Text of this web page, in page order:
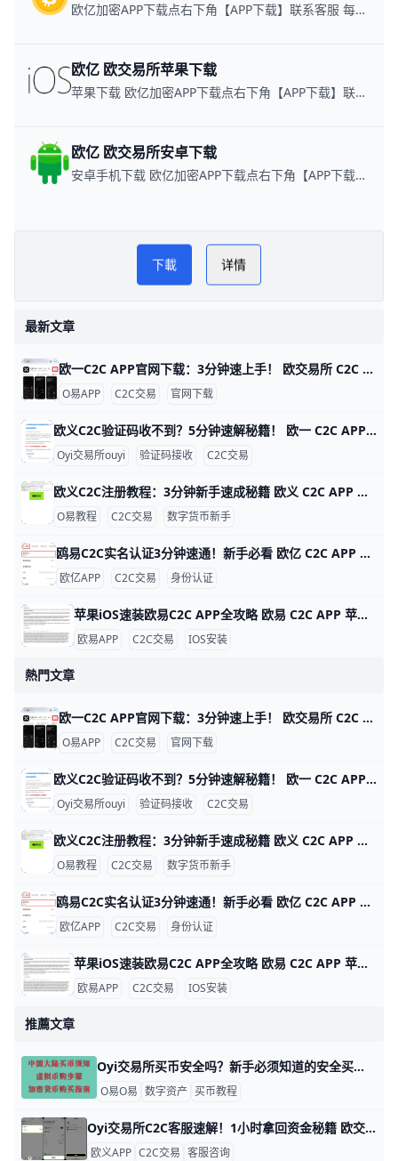
欧亿加密APP下载点右下角【APP下载】联系客服 每日更新可用链接
欧亿 欧交易所苹果下载
苹果下载 欧亿加密APP下载点右下角【APP下载】联系客服 每日更新可用链接
欧亿 欧交易所安卓下载
安卓手机下载 欧亿加密APP下载点右下角【APP下载】联系客服 每日更新可用链接
欧yi 欧交易所教程PLAY NOW
欧YI
下載 详情
最新文章
欧一C2C APP官网下载：3分钟速上手！ 欧交易所 C2C APP 官网下载指南 鸥易（ouyi）是全球知名的数字货币交易平台，它的 C2C 功能让用户能轻松用人民币买比特币或以太坊。比如，你可以用银行卡直接从认证商家买币，交易只需几分钟，手续费通常在 0.1% 以下，比传统交易所更方便。ddzfj+1
O易APP C2C交易 官网下载
欧义C2C验证码收不到？5分钟速解秘籍！ 欧一 C2C APP 验证码接收问题详解 欧亿（欧yi）C2C APP 是数字货币交易的好帮手，但很多人登录或卖币时收不到验证码。根据用户反馈，约 70% 的问题来自网络信号差，比如高峰期短信延迟 5-10 分钟。别急，这里一步步教你解决，5 分钟就能搞定。
Oyi交易所ouyi 验证码接收 C2C交易
欧义C2C注册教程：3分钟新手速成秘籍 欧义 C2C APP 注册账号超详细教程 大家好！今天我们来聊聊如何在欧义（歐yi）C2C APP上注册账号。Oyi交易所是全球知名的加密货币交易平台，C2C功能让新手能轻松用人民币买USDT等币种。这个教程从零开始，步骤超简单，跟着做3-5分钟就能搞定。udn+2
O易教程 C2C交易 数字货币新手
鸥易C2C实名认证3分钟速通！新手必看 欧亿 C2C APP 实名认证全攻略 欧交易所APP的C2C实名认证超级简单，只需几分钟就能完成，就能安全买币卖币。比如，新用户小李下载APP后，按步骤认证，马上解锁每天最高25万元的交易限额，避免黑客盗用账户。udn+1
欧亿APP C2C交易 身份认证
苹果iOS速装欧易C2C APP全攻略 欧易 C2C APP 苹果 iOS 安装指南 欧易（OKX）C2C APP 是数字货币点对点交易的首选工具，全球用户超5000万。它支持人民币、美元等多种法币快速买卖比特币、以太坊等，支持台湾用户本地支付如街口支付，交易费仅0.1%。iOS用户无法直接从中国App Store下载，但用海外Apple ID只需10分钟搞定。
欧易APP C2C交易 IOS安装
熱門文章
欧一C2C APP官网下载：3分钟速上手！ 欧交易所 C2C APP 官网下载指南 鸥易（ouyi）是全球知名的数字货币交易平台，它的 C2C 功能让用户能轻松用人民币买比特币或以太坊。比如，你可以用银行卡直接从认证商家买币，交易只需几分钟，手续费通常在 0.1% 以下，比传统交易所更方便。ddzfj+1
O易APP C2C交易 官网下载
欧义C2C验证码收不到？5分钟速解秘籍！ 欧一 C2C APP 验证码接收问题详解 欧亿（欧yi）C2C APP 是数字货币交易的好帮手，但很多人登录或卖币时收不到验证码。根据用户反馈，约 70% 的问题来自网络信号差，比如高峰期短信延迟 5-10 分钟。别急，这里一步步教你解决，5 分钟就能搞定。
Oyi交易所ouyi 验证码接收 C2C交易
欧义C2C注册教程：3分钟新手速成秘籍 欧义 C2C APP 注册账号超详细教程 大家好！今天我们来聊聊如何在欧义（歐yi）C2C APP上注册账号。Oyi交易所是全球知名的加密货币交易平台，C2C功能让新手能轻松用人民币买USDT等币种。这个教程从零开始，步骤超简单，跟着做3-5分钟就能搞定。udn+2
O易教程 C2C交易 数字货币新手
鸥易C2C实名认证3分钟速通！新手必看 欧亿 C2C APP 实名认证全攻略 欧交易所APP的C2C实名认证超级简单，只需几分钟就能完成，就能安全买币卖币。比如，新用户小李下载APP后，按步骤认证，马上解锁每天最高25万元的交易限额，避免黑客盗用账户。udn+1
欧亿APP C2C交易 身份认证
苹果iOS速装欧易C2C APP全攻略 欧易 C2C APP 苹果 iOS 安装指南 欧易（OKX）C2C APP 是数字货币点对点交易的首选工具，全球用户超5000万。它支持人民币、美元等多种法币快速买卖比特币、以太坊等，支持台湾用户本地支付如街口支付，交易费仅0.1%。iOS用户无法直接从中国App Store下载，但用海外Apple ID只需10分钟搞定。
欧易APP C2C交易 IOS安装
推薦文章
Oyi交易所买币安全吗？新手必须知道的安全买币与避坑指南 欧e（鸥易 欧一）上买数字资产，如果你走正确流程、用好平台提供的安全工具，再配合一些简单的习惯，新手买币整体是可以做到相对安全的。比如很多刚入场的用户，一开始只从几百到几千人民币的小额充值做起，在开启双重验证和实名认证的前提下，绝大多数都能顺利完成买币，没有遇到资产丢失的问题。真正容易出事的地方，往往不是平台本身，而是新手被“高收益”“内部消息”诱惑，去点陌生链接、和陌生人线下转账，结果一次就损失几千甚至上万。
O易O易 数字资产 买币教程
Oyi交易所C2C客服速解！1小时拿回资金秘籍 欧交易所C2C APP客服咨询全攻略 欧亿C2C交易每天处理数百万笔订单，用户常遇支付延迟或放币问题。举例，2025年数据显示，90%的C2C纠纷通过客服1小时内解决。 学会正确咨询，能让你快速拿回资金，避免损失。​
欧义APP C2C交易 客服咨询